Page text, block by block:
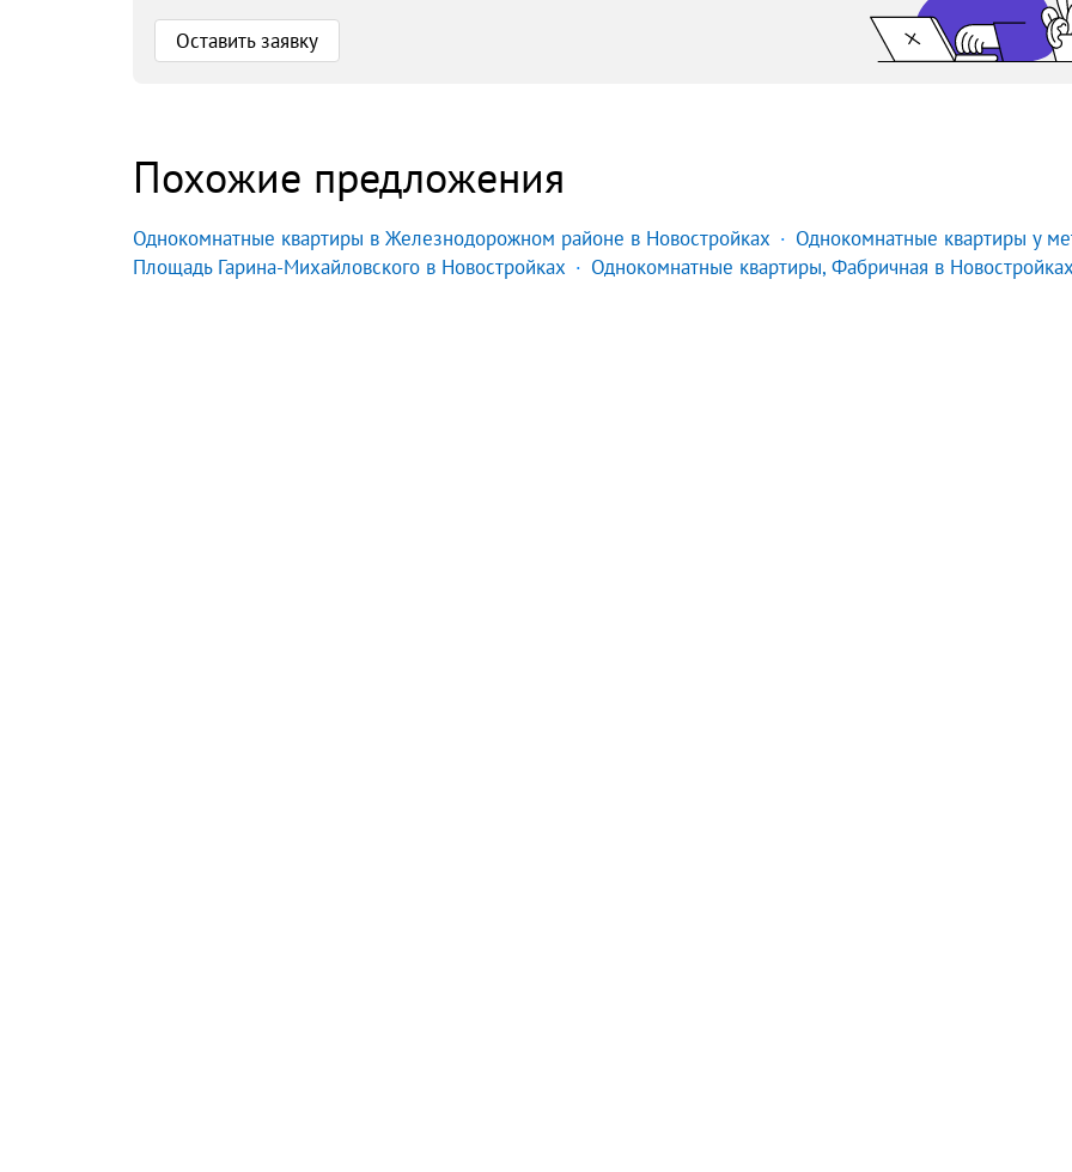
Оставить заявку
Похожие предложения
Однокомнатные квартиры в Железнодорожном районе в Новостройках
Однокомнатные квартиры у
Площадь Гарина-Михайловского в Новостройках
Однокомнатные квартиры, Фабричная в